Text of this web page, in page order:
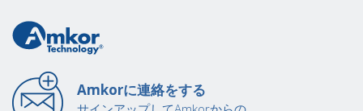
Amkorに連絡をする